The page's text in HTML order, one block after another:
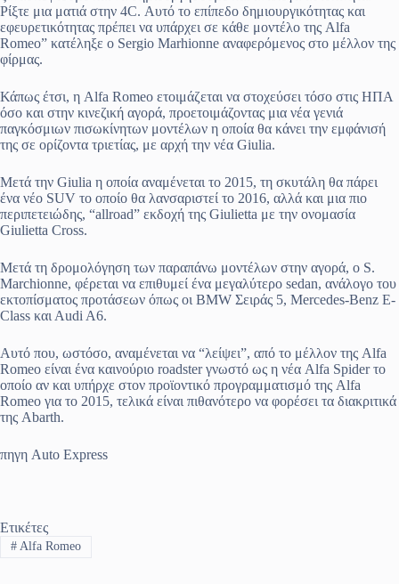
Ρίξτε μια ματιά στην 4C. Αυτό το επίπεδο δημιουργικότητας και
εφευρετικότητας πρέπει να υπάρχει σε κάθε μοντέλο της Alfa
Romeo” κατέληξε ο Sergio Marhionne αναφερόμενος στο μέλλον της
φίρμας.
Κάπως έτσι, η Alfa Romeo ετοιμάζεται να στοχεύσει τόσο στις ΗΠΑ
όσο και στην κινεζική αγορά, προετοιμάζοντας μια νέα γενιά
παγκόσμιων πισωκίνητων μοντέλων η οποία θα κάνει την εμφάνισή
της σε ορίζοντα τριετίας, με αρχή την νέα Giulia.
Μετά την Giulia η οποία αναμένεται το 2015, τη σκυτάλη θα πάρει
ένα νέο SUV το οποίο θα λανσαριστεί το 2016, αλλά και μια πιο
περιπετειώδης, “allroad” εκδοχή της Giulietta με την ονομασία
Giulietta Cross.
Μετά τη δρομολόγηση των παραπάνω μοντέλων στην αγορά, ο S.
Marchionne, φέρεται να επιθυμεί ένα μεγαλύτερο sedan, ανάλογο του
εκτοπίσματος προτάσεων όπως οι BMW Σειράς 5, Mercedes-Benz E-
Class και Αudi A6.
Αυτό που, ωστόσο, αναμένεται να “λείψει”, από το μέλλον της Alfa
Romeo είναι ένα καινούριο roadster γνωστό ως η νέα Alfa Spider το
οποίο αν και υπήρχε στον προϊοντικό προγραμματισμό της Alfa
Romeo για το 2015, τελικά είναι πιθανότερο να φορέσει τα διακριτικά
της Abarth.
πηγη Auto Express
Ετικέτες
#Alfa Romeo